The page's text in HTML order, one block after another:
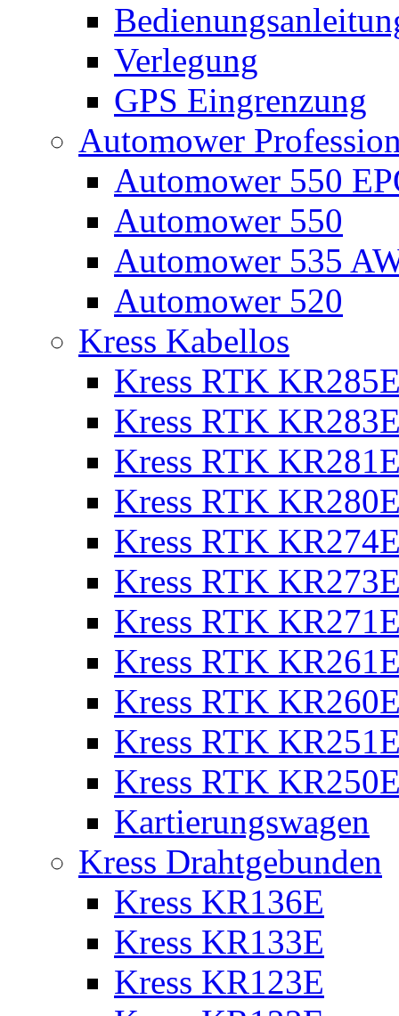
Verlegung
GPS Eingrenzung
Automower
Automower 550
Automower 550
Automower 535
Automower 520
Kress Kabellos
Kress RTK
Kress RTK
Kress RTK
Kress RTK
Kress RTK
Kress RTK
Kress RTK
Kress RTK
Kress RTK
Kress RTK
Kress RTK
Kartierungswagen
Kress Drahtgebunden
Kress KR136E
Kress KR133E
Kress KR123E